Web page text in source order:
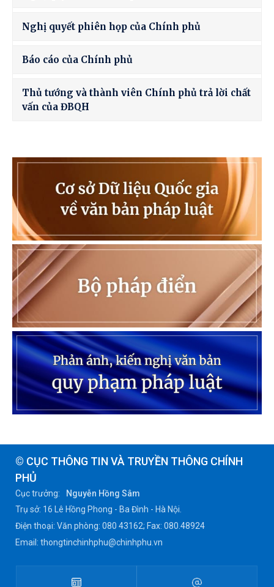
Nghị quyết phiên họp của Chính phủ
Báo cáo của Chính phủ
Thủ tướng và thành viên Chính phủ trả lời chất
vấn của ĐBQH
© CỤC THÔNG TIN VÀ TRUYỀN THÔNG CHÍNH
PHỦ
Cục trưởng:
Nguyễn Hồng Sâm
Trụ sở: 16 Lê Hồng Phong - Ba Đình - Hà Nội.
Điện thoại: Văn phòng: 080 43162; Fax: 080.48924
Email: thongtinchinhphu@chinhphu.vn